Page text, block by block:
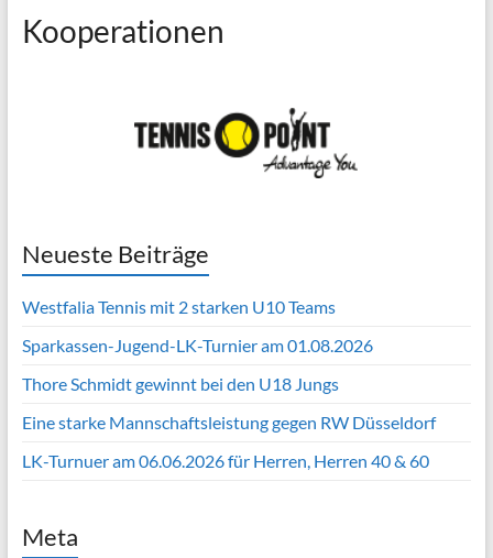
Kooperationen
Neueste Beiträge
Westfalia Tennis mit 2 starken U10 Teams
Sparkassen-Jugend-LK-Turnier am 01.08.2026
Thore Schmidt gewinnt bei den U18 Jungs
Eine starke Mannschaftsleistung gegen RW Düsseldorf
LK-Turnuer am 06.06.2026 für Herren, Herren 40 & 60
Meta